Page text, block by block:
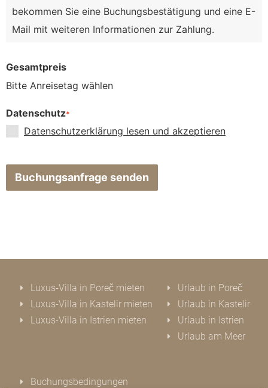
bekommen Sie eine Buchungsbestätigung und eine E-
Mail mit weiteren Informationen zur Zahlung.
Gesamtpreis
Bitte Anreisetag wählen
Datenschutz*
Datenschutzerklärung lesen und akzeptieren
Buchungsanfrage senden
Luxus-Villa in Poreč mieten
Luxus-Villa in Kastelir mieten
Luxus-Villa in Istrien mieten
Urlaub in Poreč
Urlaub in Kastelir
Urlaub in Istrien
Urlaub am Meer
Buchungsbedingungen